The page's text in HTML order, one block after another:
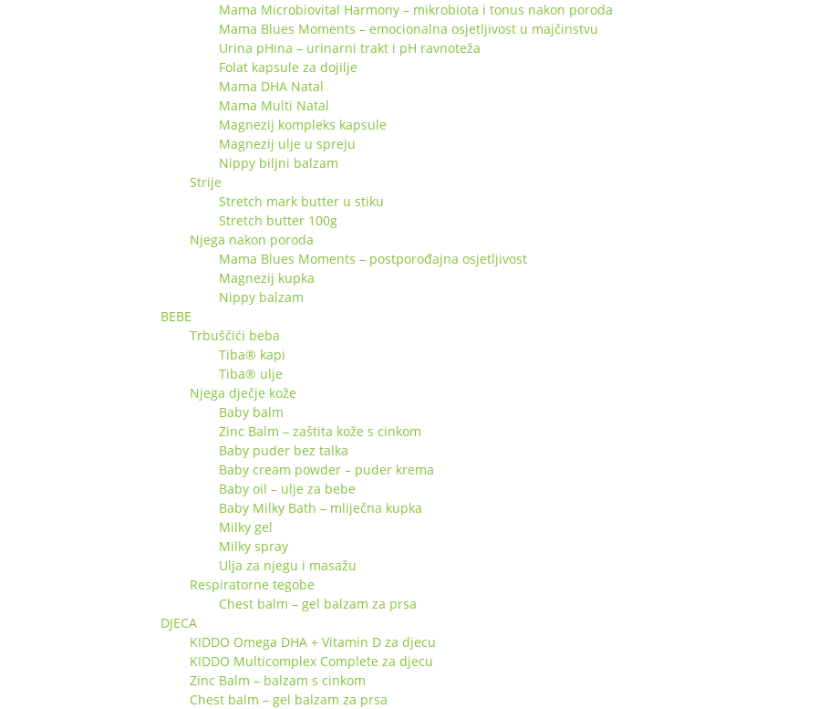
Mama Microbiovital Harmony – mikrobiota i tonus nakon poroda
Mama Blues Moments – emocionalna osjetljivost u majčinstvu
Urina pHina – urinarni trakt i pH ravnoteža
Folat kapsule za dojilje
Mama DHA Natal
Mama Multi Natal
Magnezij kompleks kapsule
Magnezij ulje u spreju
Nippy biljni balzam
Strije
Stretch mark butter u stiku
Stretch butter 100g
Njega nakon poroda
Mama Blues Moments – postporođajna osjetljivost
Magnezij kupka
Nippy balzam
BEBE
Trbuščići beba
Tiba® kapi
Tiba® ulje
Njega dječje kože
Baby balm
Zinc Balm – zaštita kože s cinkom
Baby puder bez talka
Baby cream powder – puder krema
Baby oil – ulje za bebe
Baby Milky Bath – mliječna kupka
Milky gel
Milky spray
Ulja za njegu i masažu
Respiratorne tegobe
Chest balm – gel balzam za prsa
DJECA
KIDDO Omega DHA + Vitamin D za djecu
KIDDO Multicomplex Complete za djecu
Zinc Balm – balzam s cinkom
Chest balm – gel balzam za prsa